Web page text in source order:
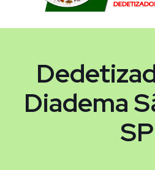
Diadema
SP